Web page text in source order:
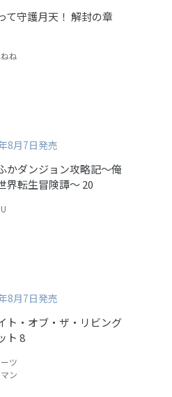
て守護月天！ 解封の章
ね
8月7日発売
かダンジョン攻略記～俺
界転生冒険譚～ 20
8月7日発売
ト・オブ・ザ・リビング
ト 8
ツ
ン